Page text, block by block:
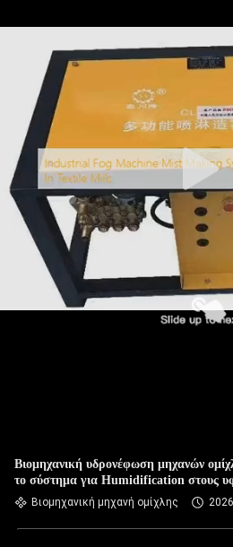
Βιομηχανική υδρονέφωση μηχανών
το σύστημα για Humidification στους
Βιομηχανική μηχανή ομίχλης